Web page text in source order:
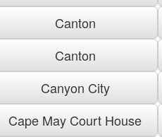
Canton
Canton
Canyon City
Cape May Court House